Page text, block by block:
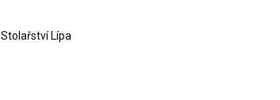
Stolařství Lípa